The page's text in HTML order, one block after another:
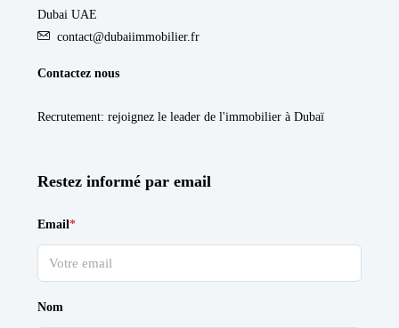
Dubai UAE
contact@dubaiimmobilier.fr
Contactez nous
Recrutement: rejoignez le leader de l'immobilier à Dubaï
Restez informé par email
Email*
Nom